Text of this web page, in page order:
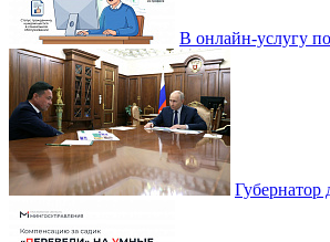
В онлайн-услугу
Губернатор